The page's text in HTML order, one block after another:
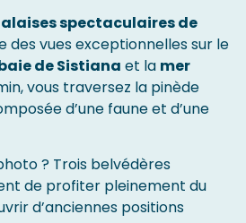
spectaculaires de
des vues exceptionnelles sur le
de Sistiana et la mer
vous traversez la pinède
d’une faune et d’une
? Trois belvédères
de profiter pleinement du
d’anciennes positions